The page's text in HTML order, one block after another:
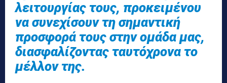
λειτουργίας τους, προκειμένου
να συνεχίσουν τη σημαντική
προσφορά τους στην ομάδα μας,
διασφαλίζοντας ταυτόχρονα το
μέλλον της.